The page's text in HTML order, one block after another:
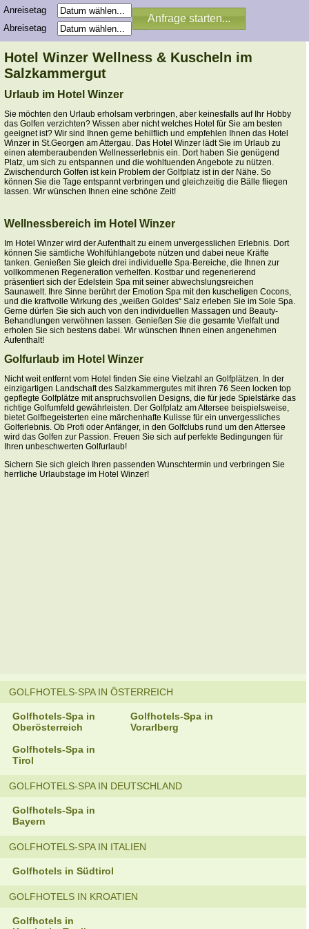
Anreisetag
Abreisetag
Hotel Winzer Wellness & Kuscheln im
Salzkammergut
Urlaub im Hotel Winzer
Sie möchten den Urlaub erholsam verbringen, aber keinesfalls auf Ihr Hobby
das Golfen verzichten? Wissen aber nicht welches Hotel für Sie am besten
geeignet ist? Wir sind Ihnen gerne behilflich und empfehlen Ihnen das Hotel
Winzer in St.Georgen am Attergau. Das Hotel Winzer lädt Sie im Urlaub zu
einen atemberaubenden Wellnesserlebnis ein. Dort haben Sie genügend
Platz, um sich zu entspannen und die wohltuenden Angebote zu nützen.
Zwischendurch Golfen ist kein Problem der Golfplatz ist in der Nähe. So
können Sie die Tage entspannt verbringen und gleichzeitig die Bälle fliegen
lassen. Wir wünschen Ihnen eine schöne Zeit!
Wellnessbereich im Hotel Winzer
Im Hotel Winzer wird der Aufenthalt zu einem unvergesslichen Erlebnis. Dort
können Sie sämtliche Wohlfühlangebote nützen und dabei neue Kräfte
tanken. Genießen Sie gleich drei individuelle Spa-Bereiche, die Ihnen zur
vollkommenen Regeneration verhelfen. Kostbar und regenerierend
präsentiert sich der Edelstein Spa mit seiner abwechslungsreichen
Saunawelt. Ihre Sinne berührt der Emotion Spa mit den kuscheligen Cocons,
und die kraftvolle Wirkung des „weißen Goldes“ Salz erleben Sie im Sole Spa.
Gerne dürfen Sie sich auch von den individuellen Massagen und Beauty-
Behandlungen verwöhnen lassen. Genießen Sie die gesamte Vielfalt und
erholen Sie sich bestens dabei. Wir wünschen Ihnen einen angenehmen
Aufenthalt!
Golfurlaub im Hotel Winzer
Nicht weit entfernt vom Hotel finden Sie eine Vielzahl an Golfplätzen. In der
einzigartigen Landschaft des Salzkammergutes mit ihren 76 Seen locken top
gepflegte Golfplätze mit anspruchsvollen Designs, die für jede Spielstärke das
richtige Golfumfeld gewährleisten. Der Golfplatz am Attersee beispielsweise,
bietet Golfbegeisterten eine märchenhafte Kulisse für ein unvergessliches
Golferlebnis. Ob Profi oder Anfänger, in den Golfclubs rund um den Attersee
wird das Golfen zur Passion. Freuen Sie sich auf perfekte Bedingungen für
Ihren unbeschwerten Golfurlaub!
Sichern Sie sich gleich Ihren passenden Wunschtermin und verbringen Sie
herrliche Urlaubstage im Hotel Winzer!
GOLFHOTELS-SPA IN ÖSTERREICH
Golfhotels-Spa in
Oberösterreich
Golfhotels-Spa in
Vorarlberg
Golfhotels-Spa in
Tirol
GOLFHOTELS-SPA IN DEUTSCHLAND
Golfhotels-Spa in
Bayern
GOLFHOTELS-SPA IN ITALIEN
Golfhotels in Südtirol
GOLFHOTELS IN KROATIEN
Golfhotels in